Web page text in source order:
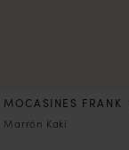
MOCASINES FRANK
Marrón Kaki